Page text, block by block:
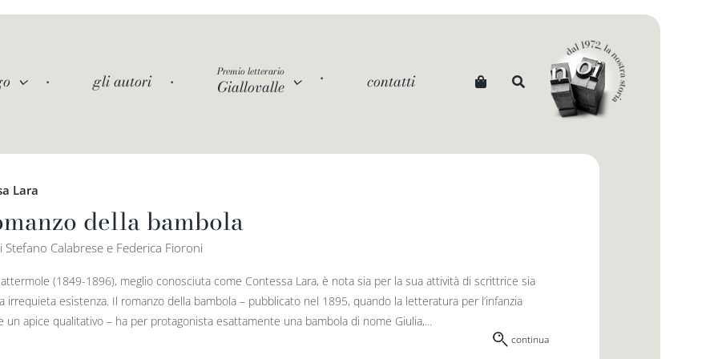
gli autori Premio letterario
Giallovalle contatti
Lara
della bambola
Stefano Calabrese e Federica Fioroni
(1849-1896), meglio conosciuta come Contessa Lara, è nota sia per la sua attività di scrittrice sia
irrequieta esistenza. Il romanzo della bambola – pubblicato nel 1895, quando la letteratura per l’infanzia
un apice qualitativo – ha per protagonista esattamente una bambola di nome Giulia,...
continua